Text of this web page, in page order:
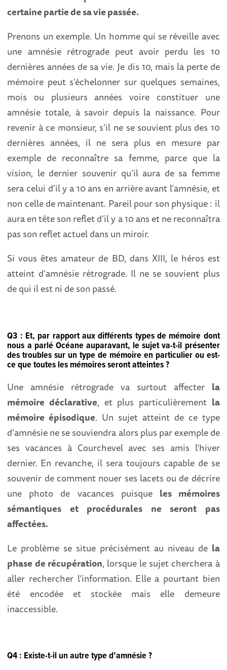
certaine partie de sa vie passée.
Prenons un exemple. Un homme qui se réveille avec
une amnésie rétrograde peut avoir perdu les 10
dernières années de sa vie. Je dis 10, mais la perte de
mémoire peut s’échelonner sur quelques semaines,
mois ou plusieurs années voire constituer une
amnésie totale, à savoir depuis la naissance. Pour
revenir à ce monsieur, s’il ne se souvient plus des 10
dernières années, il ne sera plus en mesure par
exemple de reconnaître sa femme, parce que la
vision, le dernier souvenir qu’il aura de sa femme
sera celui d’il y a 10 ans en arrière avant l’amnésie, et
non celle de maintenant. Pareil pour son physique : il
aura en tête son reflet d’il y a 10 ans et ne reconnaîtra
pas son reflet actuel dans un miroir.
Si vous êtes amateur de BD, dans XIII, le héros est
atteint d’amnésie rétrograde. Il ne se souvient plus
de qui il est ni de son passé.
Q3 : Et, par rapport aux différents types de mémoire dont
nous a parlé Océane auparavant, le sujet va-t-il présenter
des troubles sur un type de mémoire en particulier ou est-
ce que toutes les mémoires seront atteintes ?
Une amnésie rétrograde va surtout affecter la
mémoire déclarative, et plus particulièrement la
mémoire épisodique. Un sujet atteint de ce type
d’amnésie ne se souviendra alors plus par exemple de
ses vacances à Courchevel avec ses amis l’hiver
dernier. En revanche, il sera toujours capable de se
souvenir de comment nouer ses lacets ou de décrire
une photo de vacances puisque les mémoires
sémantiques et procédurales ne seront pas
affectées.
Le problème se situe précisément au niveau de la
phase de récupération, lorsque le sujet cherchera à
aller rechercher l’information. Elle a pourtant bien
été encodée et stockée mais elle demeure
inaccessible.
Q4 : Existe-t-il un autre type d’amnésie ?